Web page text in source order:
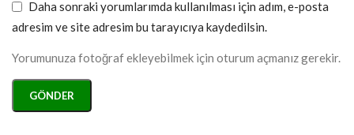
Daha sonraki yorumlarımda kullanılması için adım, e-posta
adresim ve site adresim bu tarayıcıya kaydedilsin.
Yorumunuza fotoğraf ekleyebilmek için oturum açmanız gerekir.